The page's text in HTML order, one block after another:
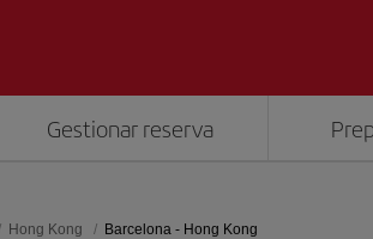
Gestionar reserva
Hong Kong Barcelona - Hong Kong